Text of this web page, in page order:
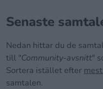
Senaste
Nedan hittar du de
till "Community-avsnitt"
Sortera istället efter
samtalen.